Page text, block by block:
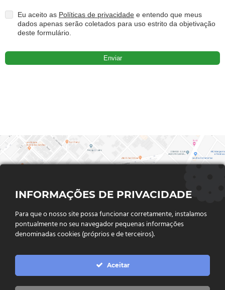
Eu aceito as Políticas de privacidade e entendo que meus
dados apenas serão coletados para uso estrito da objetivação
deste formulário.
FALE CONOSCO
Endereço:Rua Said Abdalla, Nº 310, Jardim Rio Claro. CEP
75802-035, Jataí - GO
INFORMAÇÕES DE PRIVACIDADE
Para que o nosso site possa funcionar corretamente, instalamos
pontualmente no seu navegador pequenas informações
denominadas cookies (próprios e de terceiros).
Aceitar